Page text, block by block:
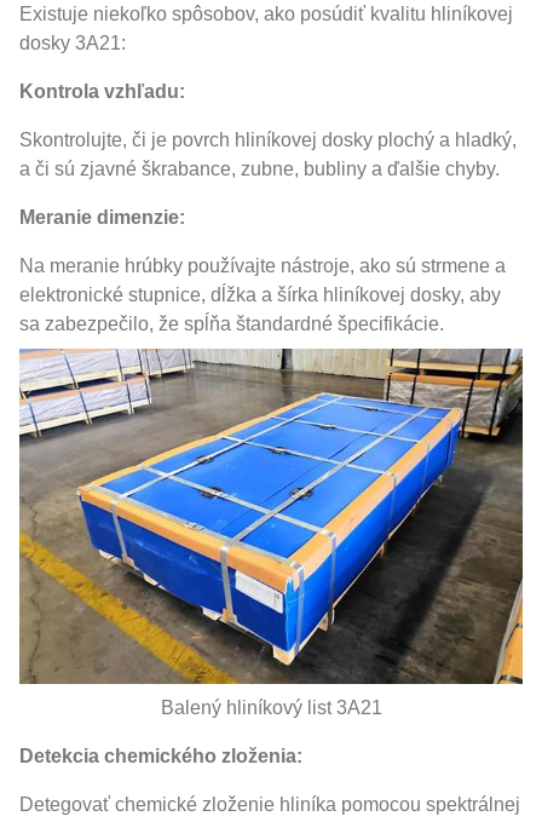
Existuje niekoľko spôsobov, ako posúdiť kvalitu hliníkovej
dosky 3A21:
Kontrola vzhľadu:
Skontrolujte, či je povrch hliníkovej dosky plochý a hladký,
a či sú zjavné škrabance, zubne, bubliny a ďalšie chyby.
Meranie dimenzie:
Na meranie hrúbky používajte nástroje, ako sú strmene a
elektronické stupnice, dĺžka a šírka hliníkovej dosky, aby
sa zabezpečilo, že spĺňa štandardné špecifikácie.
Balený hliníkový list 3A21
Detekcia chemického zloženia:
Detegovať chemické zloženie hliníka pomocou spektrálnej